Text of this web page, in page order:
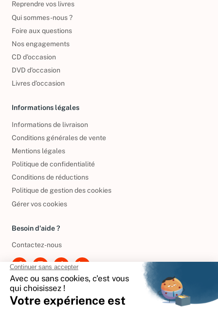
Reprendre vos livres
Qui sommes-nous ?
Foire aux questions
Nos engagements
CD d'occasion
DVD d'occasion
Livres d’occasion
Informations légales
Informations de livraison
Conditions générales de vente
Mentions légales
Politique de confidentialité
Conditions de réductions
Politique de gestion des cookies
Gérer vos cookies
Besoin d'aide ?
Contactez-nous
International
🇪🇸 Espagne